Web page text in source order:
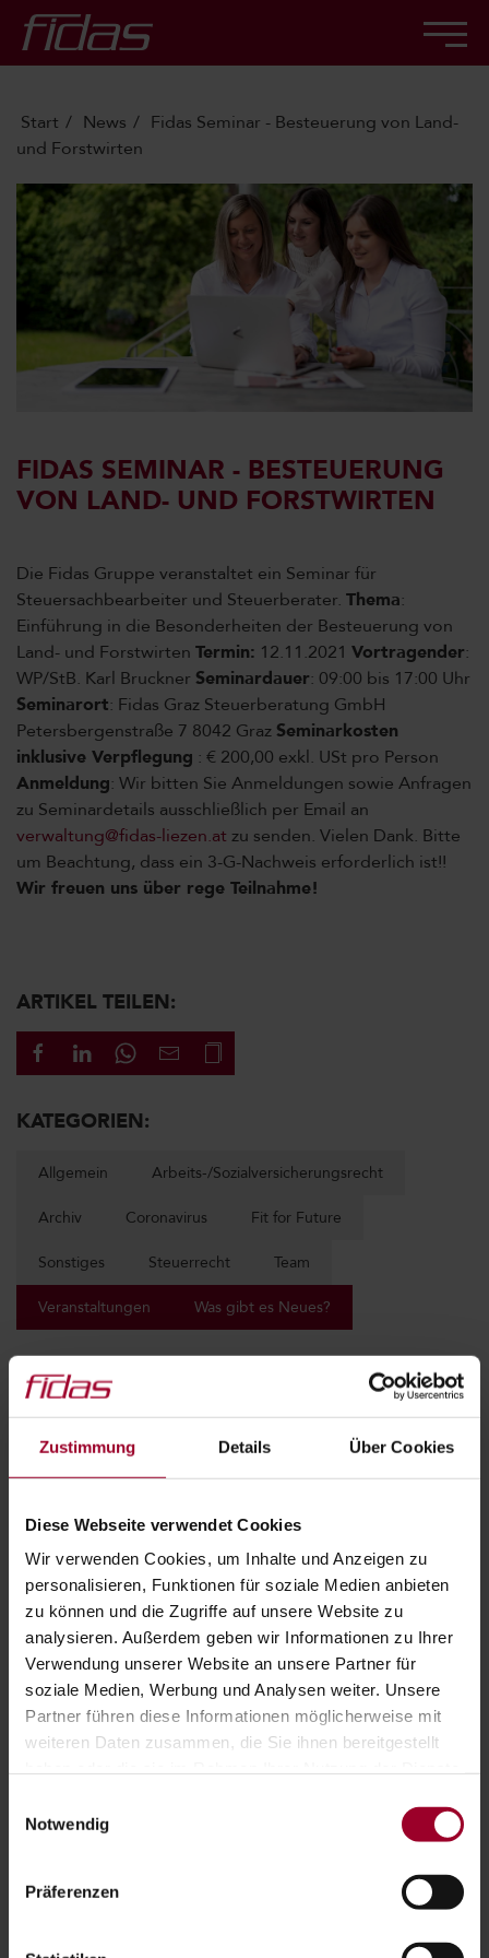
Zustimmung Details Über Cookies
Diese Webseite verwendet Cookies
Wir verwenden Cookies, um Inhalte und Anzeigen zu
personalisieren, Funktionen für soziale Medien anbieten
zu können und die Zugriffe auf unsere Website zu
analysieren. Außerdem geben wir Informationen zu Ihrer
Verwendung unserer Website an unsere Partner für
soziale Medien, Werbung und Analysen weiter. Unsere
Partner führen diese Informationen möglicherweise mit
weiteren Daten zusammen, die Sie ihnen bereitgestellt
Impressum
Notwendig
Präferenzen
Start News
Fidas Seminar - Besteuerung von Land-
und Forstwirten
FIDAS SEMINAR - BESTEUERUNG
VON LAND- UND FORSTWIRTEN
Die Fidas Gruppe veranstaltet ein Seminar für
Steuersachbearbeiter und Steuerberater. Thema:
Einführung in die Besonderheiten der Besteuerung von
Land- und Forstwirten Termin: 12.11.2021 Vortragender:
WP/StB. Karl Bruckner Seminardauer: 09:00 bis 17:00 Uhr
Seminarort: Fidas Graz Steuerberatung GmbH
Petersbergenstraße 7 8042 Graz Seminarkosten
inklusive Verpflegung : € 200,00 exkl. USt pro Person
Anmeldung: Wir bitten Sie Anmeldungen sowie Anfragen
zu Seminardetails ausschließlich per Email an
verwaltung@fidas-liezen.at zu senden. Vielen Dank. Bitte
um Beachtung, dass ein 3-G-Nachweis erforderlich ist!!
Wir freuen uns über rege Teilnahme!
ARTIKEL TEILEN:
KATEGORIEN:
Allgemein Arbeits-/Sozialversicherungsrecht
Archiv Coronavirus Fit for Future
Sonstiges Steuerrecht Team
Veranstaltungen Was gibt es Neues?
BRANCHEN:
BLEIB AUF DEM LAUFENDEN:
Du hast Fragen zu einem Thema, Wünsche worüber
wir noch berichten dürfen? Dann melde dich für
unseren Newsletter an und bleibe auf dem
Laufenden.
Anmelden
WEITERE ARTIKEL:
BITCOIN & CO.: WAS DAS FINANZAMT